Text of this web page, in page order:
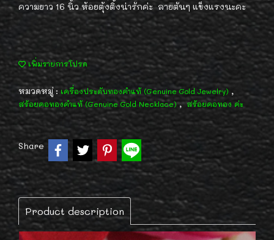
ความยาว 16 นิ้ว ห้อยตุ้งติ้งน่ารักค่ะ ลายตันๆ แข็งแรงนะคะ
เพิ่มรายการโปรด
หมวดหมู่ : เครื่องประดับทองคำแท้ (Genuine Gold Jewelry) ,
สร้อยคอทองคำแท้ (Genuine Gold Necklace), สร้อยคอทอง ค่ะ
Share
Product description